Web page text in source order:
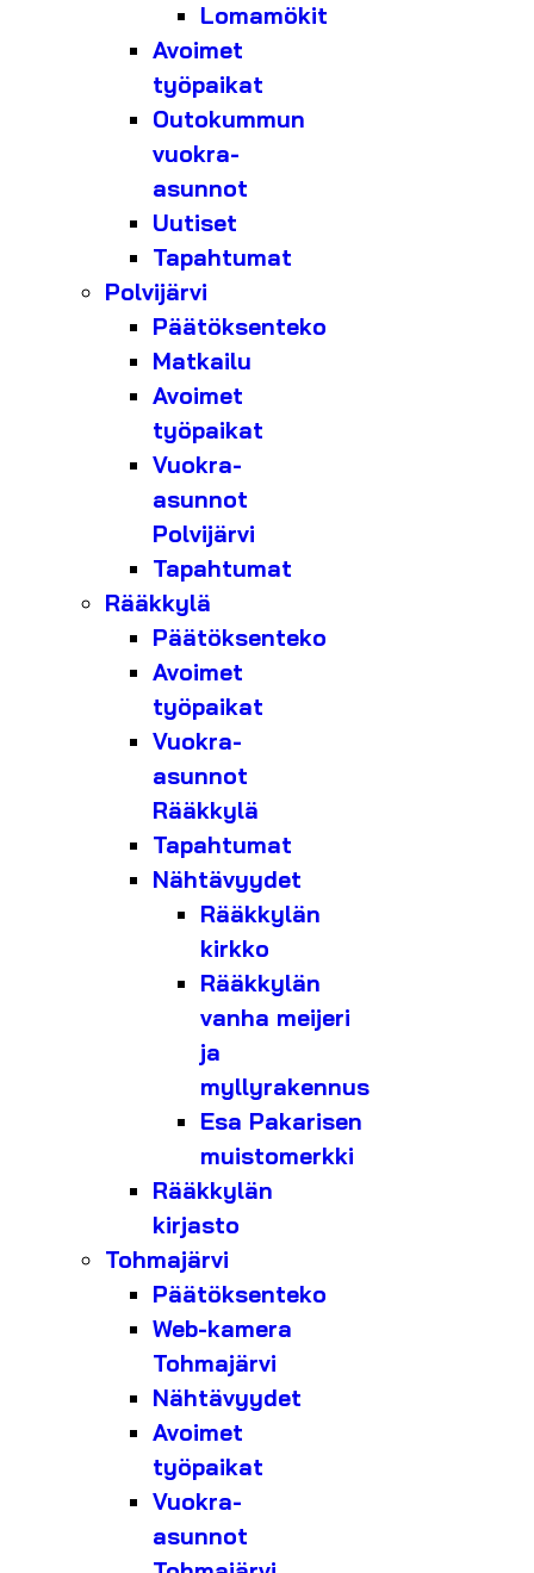
Lomamökit
Avoimet
työpaikat
Outokummun
vuokra-
asunnot
Uutiset
Tapahtumat
Polvijärvi
Päätöksenteko
Matkailu
Avoimet
työpaikat
Vuokra-
asunnot
Polvijärvi
Tapahtumat
Rääkkylä
Päätöksenteko
Avoimet
työpaikat
Vuokra-
asunnot
Rääkkylä
Tapahtumat
Nähtävyydet
Rääkkylän
kirkko
Rääkkylän
vanha meijeri
ja
myllyrakennus
Esa Pakarisen
muistomerkki
Rääkkylän
kirjasto
Tohmajärvi
Päätöksenteko
Web-kamera
Tohmajärvi
Nähtävyydet
Avoimet
työpaikat
Vuokra-
asunnot